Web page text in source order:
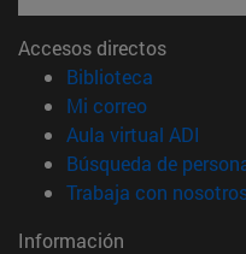
Accesos directos
Biblioteca
Mi correo(abre en
Aula virtual ADI
Búsqueda de
Trabaja con
Información